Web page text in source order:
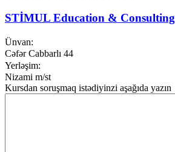
STİMUL Education & Consulting
Ünvan:
Cəfər Cabbarlı 44
Yerləşim:
Nizami m/st
Kursdan soruşmaq istədiyinzi aşağıda yazın